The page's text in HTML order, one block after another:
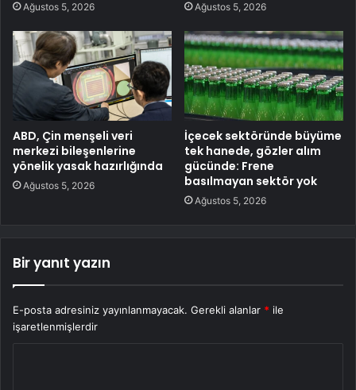
Ağustos 5, 2026 Ağustos 5, 2026
ABD, Çin menşeli veri
merkezi bileşenlerine
yönelik yasak hazırlığında
Ağustos 5, 2026
İçecek sektöründe büyüme
tek hanede, gözler alım
gücünde: Frene
basılmayan sektör yok
Ağustos 5, 2026
Bir yanıt yazın
E-posta adresiniz yayınlanmayacak. Gerekli alanlar * ile
işaretlenmişlerdir